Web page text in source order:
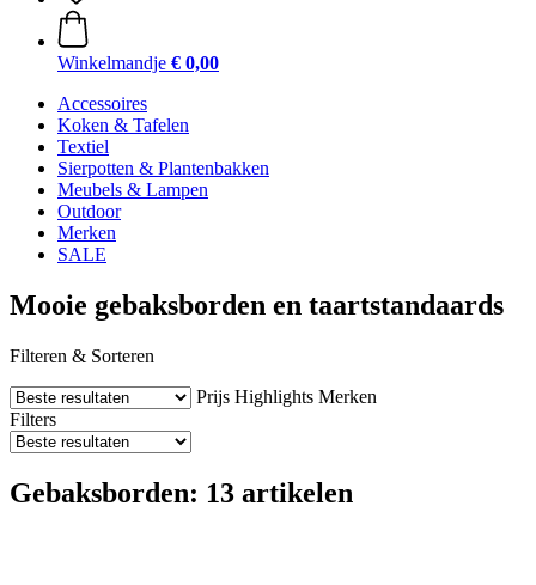
Winkelmandje € 0,00
Accessoires
Koken & Tafelen
Textiel
Sierpotten & Plantenbakken
Meubels & Lampen
Outdoor
Merken
SALE
Mooie gebaksborden en taartstandaards
Filteren & Sorteren
Prijs Highlights Merken
Filters
Gebaksborden: 13 artikelen